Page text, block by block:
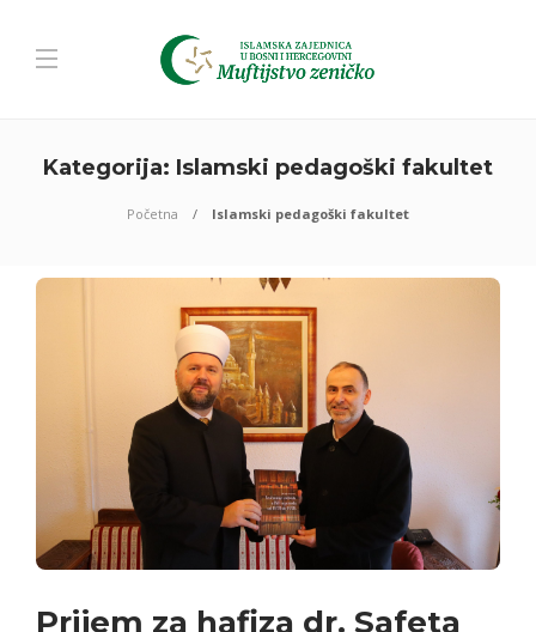
Kategorija: Islamski pedagoški fakultet
Početna Islamski pedagoški fakultet
Prijem za hafiza dr. Safeta